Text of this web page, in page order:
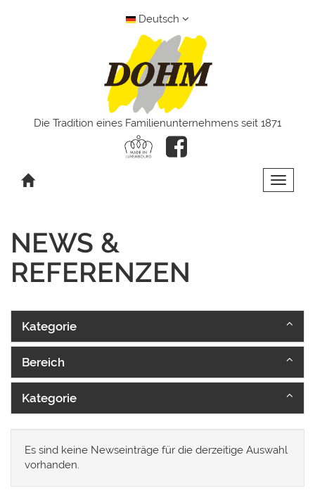
Deutsch
Die Tradition eines Familienunternehmens seit 1871
Toggle
NEWS &
REFERENZEN
Kategorie
Bereich
Kategorie
Es sind keine Newseinträge für die derzeitige Auswahl
vorhanden.